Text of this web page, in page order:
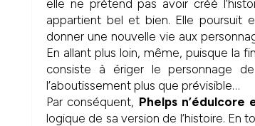
elle ne prétend pas avoir créé
appartient bel et bien. Elle poursuit
donner une nouvelle vie aux
En allant plus loin, même, puisque la
consiste à ériger le personnage
l’aboutissement plus que prévisible…
Par conséquent, Phelps
logique de sa version de l’histoire. En